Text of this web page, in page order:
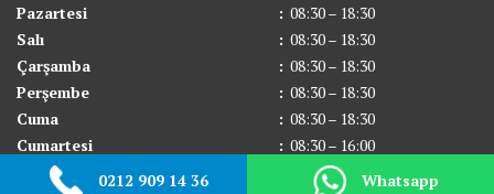
Pazartesi : 08:30 – 18:30
Salı
: 08:30 – 18:30
Çarşamba
: 08:30 – 18:30
Perşembe
: 08:30 – 18:30
Cuma
: 08:30 – 18:30
Cumartesi
: 08:30 – 16:00
Pazar
Kapalı
0212 909 14 36 Whatsapp